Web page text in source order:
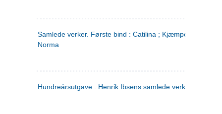
Samlede verker. Første bind : Catilina ; Kjæmpehøien ;
Norma
Hundreårsutgave : Henrik Ibsens samlede verker. 1